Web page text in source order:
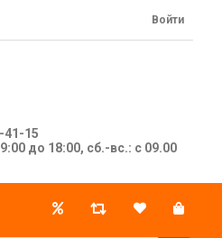
41-15
до 18:00, сб.-вс.: с 09.00
Войти